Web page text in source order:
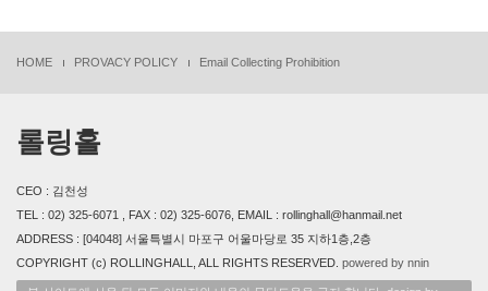
HOME PROVACY POLICY Email Collecting Prohibition
롤링홀
CEO : 김천성
TEL : 02) 325-6071 , FAX : 02) 325-6076, EMAIL : rollinghall@hanmail.net
ADDRESS : [04048] 서울특별시 마포구 어울마당로 35 지하1층,2층
COPYRIGHT (c) ROLLINGHALL, ALL RIGHTS RESERVED. powered by nnin